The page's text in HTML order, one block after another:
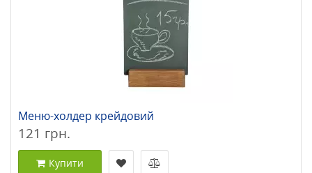
Меню-холдер крейдовий
121 грн.
Купити